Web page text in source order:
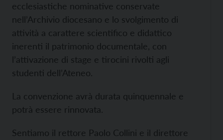
ecclesiastiche nominative conservate
nell’Archivio diocesano e lo svolgimento di
attività a carattere scientifico e didattico
inerenti il patrimonio documentale, con
l’attivazione di stage e tirocini rivolti agli
studenti dell’Ateneo.
La convenzione avrà durata quinquennale e
potrà essere rinnovata.
Sentiamo il rettore Paolo Collini e il direttore